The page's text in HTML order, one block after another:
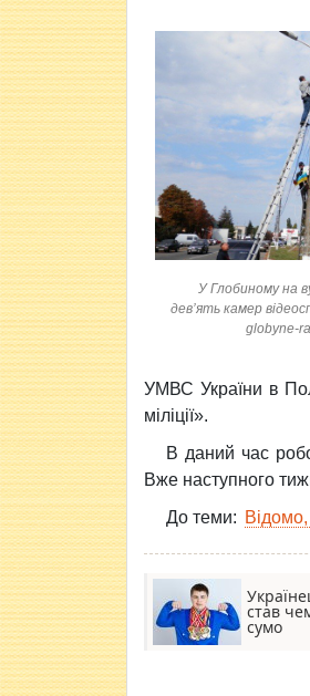
У Глобиному на
дев’ять камер
globyne-
УМВС України в
міліції».
В даний час
Вже наступного
До теми:
став
сумо